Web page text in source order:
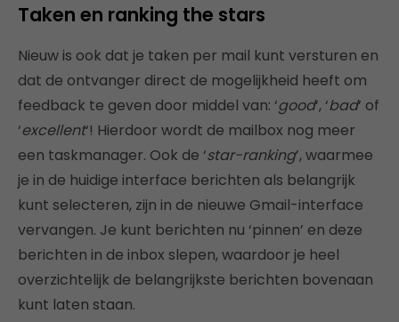
Taken en ranking the stars
Nieuw is ook dat je taken per mail kunt versturen en
dat de ontvanger direct de mogelijkheid heeft om
feedback te geven door middel van: ‘good‘, ‘bad‘ of
‘excellent‘! Hierdoor wordt de mailbox nog meer
een taskmanager. Ook de ‘star-ranking’, waarmee
je in de huidige interface berichten als belangrijk
kunt selecteren, zijn in de nieuwe Gmail-interface
vervangen. Je kunt berichten nu ‘pinnen’ en deze
berichten in de inbox slepen, waardoor je heel
overzichtelijk de belangrijkste berichten bovenaan
kunt laten staan.